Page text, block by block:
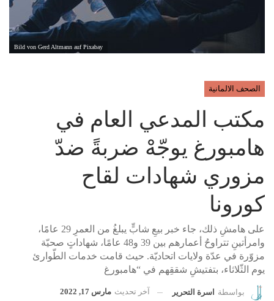
Bild von Gerd Altmann auf Pixabay
الصحف الالمانية
مكتب المدعي العام في
هامبورغ يوجّهْ ضربةً ضدّ
مزوري شهادات لقاح
كورونا
على هامشِ ذلك، جاء خبر بيعِ شابٍّ يبلغُ من العمرِ 29 عامًا،
وامرأتينِ تتراوحُ أعمارهم بين 39 و48 عامًا، شهاداتٍ صحيّة
مزوّرة في عدّة ولايات اتحاديّة. حيث قامت خدمات الطّوارئ
يوم الثّلاثاء، بتفتيشِ شققِهم في “هامبورغ
بواسطة اسرة التحرير آخر تحديث مارس 17, 2022